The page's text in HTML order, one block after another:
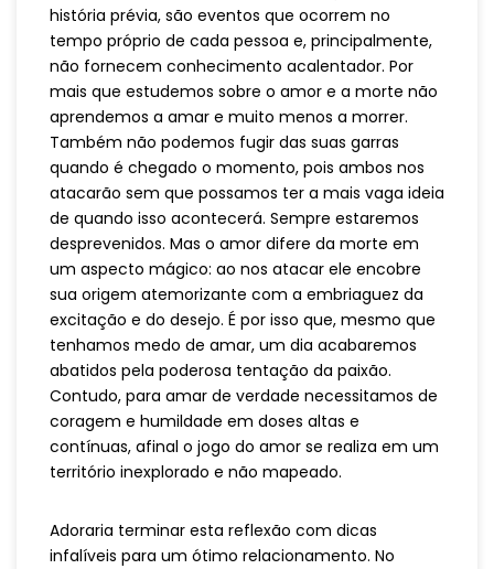
história prévia, são eventos que ocorrem no
tempo próprio de cada pessoa e, principalmente,
não fornecem conhecimento acalentador. Por
mais que estudemos sobre o amor e a morte não
aprendemos a amar e muito menos a morrer.
Também não podemos fugir das suas garras
quando é chegado o momento, pois ambos nos
atacarão sem que possamos ter a mais vaga ideia
de quando isso acontecerá. Sempre estaremos
desprevenidos. Mas o amor difere da morte em
um aspecto mágico: ao nos atacar ele encobre
sua origem atemorizante com a embriaguez da
excitação e do desejo. É por isso que, mesmo que
tenhamos medo de amar, um dia acabaremos
abatidos pela poderosa tentação da paixão.
Contudo, para amar de verdade necessitamos de
coragem e humildade em doses altas e
contínuas, afinal o jogo do amor se realiza em um
território inexplorado e não mapeado.
Adoraria terminar esta reflexão com dicas
infalíveis para um ótimo relacionamento. No